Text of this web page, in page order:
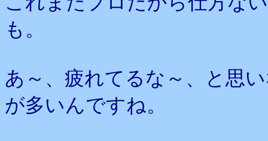
も。
あ～、疲れてるな～、と思
が多いんですね。